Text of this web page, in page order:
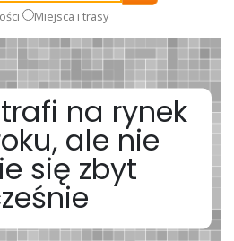
Miejsca i trasy
trafi na rynek
ale nie
się zbyt